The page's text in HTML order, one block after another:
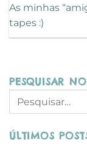
As minhas
tapes :)
PESQUISAR
ÚLTIMOS